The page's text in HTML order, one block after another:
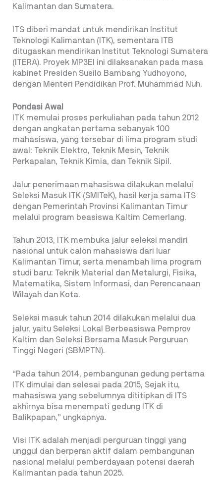
Kalimantan dan Sumatera.
ITS diberi mandat untuk mendirikan Institut
Teknologi Kalimantan (ITK), sementara ITB
ditugaskan mendirikan Institut Teknologi Sumatera
(ITERA). Proyek MP3EI ini dilaksanakan pada masa
kabinet Presiden Susilo Bambang Yudhoyono,
dengan Menteri Pendidikan Prof. Muhammad Nuh.
Pondasi Awal
ITK memulai proses perkuliahan pada tahun 2012
dengan angkatan pertama sebanyak 100
mahasiswa, yang tersebar di lima program studi
awal: Teknik Elektro, Teknik Mesin, Teknik
Perkapalan, Teknik Kimia, dan Teknik Sipil.
Jalur penerimaan mahasiswa dilakukan melalui
Seleksi Masuk ITK (SMITeK), hasil kerja sama ITS
dengan Pemerintah Provinsi Kalimantan Timur
melalui program beasiswa Kaltim Cemerlang.
Tahun 2013, ITK membuka jalur seleksi mandiri
nasional untuk calon mahasiswa dari luar
Kalimantan Timur, serta menambah lima program
studi baru: Teknik Material dan Metalurgi, Fisika,
Matematika, Sistem Informasi, dan Perencanaan
Wilayah dan Kota.
Seleksi masuk tahun 2014 dilakukan melalui dua
jalur, yaitu Seleksi Lokal Berbeasiswa Pemprov
Kaltim dan Seleksi Bersama Masuk Perguruan
Tinggi Negeri (SBMPTN).
“Pada tahun 2014, pembangunan gedung pertama
ITK dimulai dan selesai pada 2015, Sejak itu,
mahasiswa yang sebelumnya dititipkan di ITS
akhirnya bisa menempati gedung ITK di
Balikpapan,” ungkapnya.
Visi ITK adalah menjadi perguruan tinggi yang
unggul dan berperan aktif dalam pembangunan
nasional melalui pemberdayaan potensi daerah
Kalimantan pada tahun 2025.